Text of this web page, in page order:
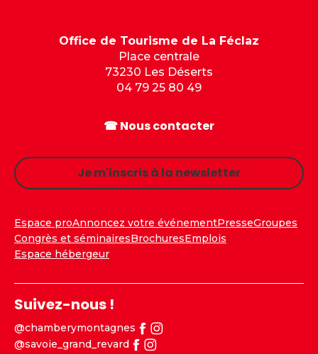
Office de Tourisme de La Féclaz
Place centrale
73230 Les Déserts
04 79 25 80 49
☎ Nous contacter
Je m'inscris à la newsletter
Espace proAnnoncez votre événementPresseGroupes
Congrès et séminairesBrochuresEmplois
Espace hébergeur
Suivez-nous !
@chamberymontagnes
@savoie_grand_revard